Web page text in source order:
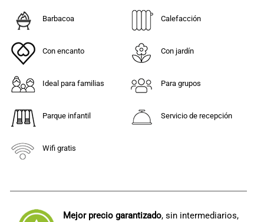
Barbacoa Calefacción
Con encanto Con jardín
Ideal para familias Para grupos
Parque infantil Servicio de recepción
Wifi gratis
Mejor precio garantizado, sin intermediarios,